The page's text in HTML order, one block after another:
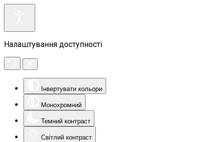
Налаштування доступності
Інвертувати кольори
Монохромний
Темний контраст
Світлий контраст